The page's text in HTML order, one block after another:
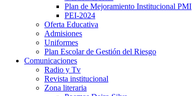
Plan de Mejoramiento Institucional PMI
PEI-2024
Oferta Educativa
Admisiones
Uniformes
Plan Escolar de Gestión del Riesgo
Comunicaciones
Radio y Tv
Revista institucional
Zona literaria